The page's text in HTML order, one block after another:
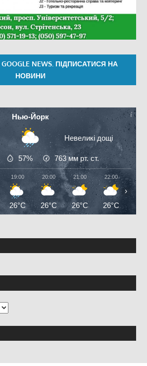
NEWS. ПІДПИСАТИСЯ НА
НОВИНИ
Нью-Йорк
Невеликі дощі
57% 763мм рт. ст.
19:00
26°C
20:00
26°C
21:00
26°C
22:00
26°C
›